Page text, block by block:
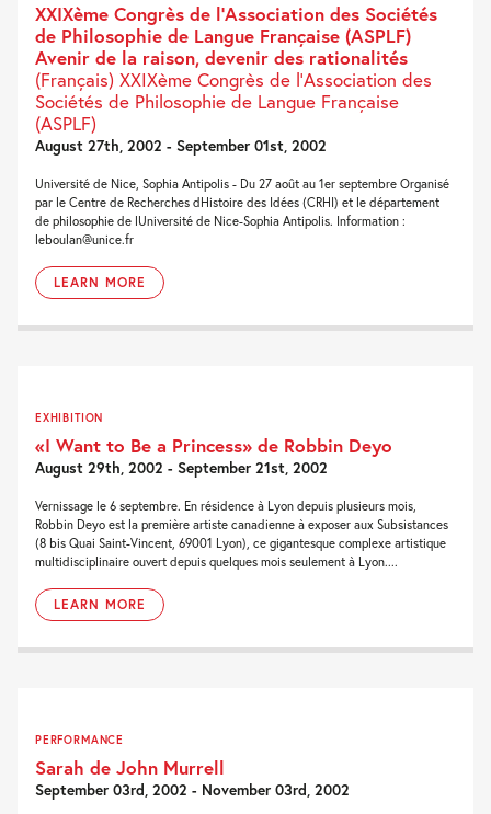
XXIXème Congrès de l’Association des Sociétés
de Philosophie de Langue Française (ASPLF)
Avenir de la raison, devenir des rationalités
(Français) XXIXème Congrès de l’Association des
Sociétés de Philosophie de Langue Française
(ASPLF)
August 27th, 2002 - September 01st, 2002
Université de Nice, Sophia Antipolis - Du 27 août au 1er septembre Organisé
par le Centre de Recherches dHistoire des Idées (CRHI) et le département
de philosophie de lUniversité de Nice-Sophia Antipolis. Information :
leboulan@unice.fr
LEARN MORE
EXHIBITION
«I Want to Be a Princess» de Robbin Deyo
August 29th, 2002 - September 21st, 2002
Vernissage le 6 septembre. En résidence à Lyon depuis plusieurs mois,
Robbin Deyo est la première artiste canadienne à exposer aux Subsistances
(8 bis Quai Saint-Vincent, 69001 Lyon), ce gigantesque complexe artistique
multidisciplinaire ouvert depuis quelques mois seulement à Lyon....
LEARN MORE
PERFORMANCE
Sarah de John Murrell
September 03rd, 2002 - November 03rd, 2002